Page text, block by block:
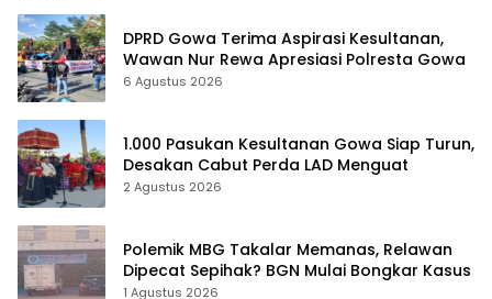
DPRD Gowa Terima Aspirasi Kesultanan,
Wawan Nur Rewa Apresiasi Polresta Gowa
6 Agustus 2026
1.000 Pasukan Kesultanan Gowa Siap Turun,
Desakan Cabut Perda LAD Menguat
2 Agustus 2026
Polemik MBG Takalar Memanas, Relawan
Dipecat Sepihak? BGN Mulai Bongkar Kasus
1 Agustus 2026